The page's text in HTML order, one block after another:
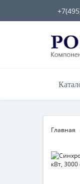
Главная